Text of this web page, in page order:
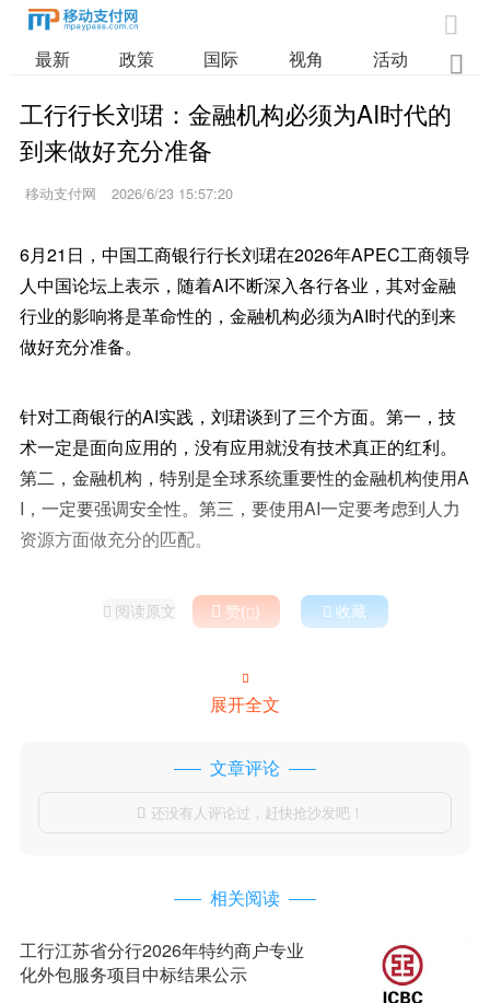

最新 政策 国际 视角 活动 业

工行行长刘珺：金融机构必须为AI时代的
到来做好充分准备
移动支付网 2026/6/23 15:57:20
6月21日，中国工商银行行长刘珺在2026年APEC工商领导
人中国论坛上表示，随着AI不断深入各行各业，其对金融
行业的影响将是革命性的，金融机构必须为AI时代的到来
做好充分准备。
针对工商银行的AI实践，刘珺谈到了三个方面。第一，技
术一定是面向应用的，没有应用就没有技术真正的红利。
第二，金融机构，特别是全球系统重要性的金融机构使用A
I，一定要强调安全性。第三，要使用AI一定要考虑到人力
资源方面做充分的匹配。
 阅读原文  赞()  收藏

展开全文
文章评论
 还没有人评论过，赶快抢沙发吧！
相关阅读
工行江苏省分行2026年特约商户专业
化外包服务项目中标结果公示